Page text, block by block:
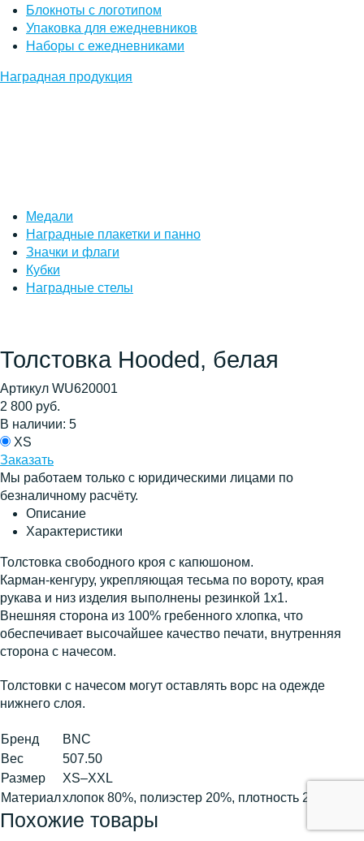
Блокноты с логотипом
Упаковка для ежедневников
Наборы с ежедневниками
Наградная продукция
Медали
Наградные плакетки и панно
Значки и флаги
Кубки
Наградные стелы
Толстовка Hooded, белая
Артикул WU620001
2 800 руб.
В наличии: 5
XS
Заказать
Мы работаем только с юридическими лицами по
безналичному расчёту.
Описание
Характеристики
Толстовка свободного кроя с капюшоном.
Карман-кенгуру, укрепляющая тесьма по вороту, края
рукава и низ изделия выполнены резинкой 1х1.
Внешняя сторона из 100% гребенного хлопка, что
обеспечивает высочайшее качество печати, внутренняя
сторона с начесом.
Толстовки с начесом могут оставлять ворс на одежде
нижнего слоя.
Бренд
BNC
Вес
507.50
Размер
XS–XXL
Материалхлопок 80%, полиэстер 20%, плотность 280 г/м²
Похожие товары